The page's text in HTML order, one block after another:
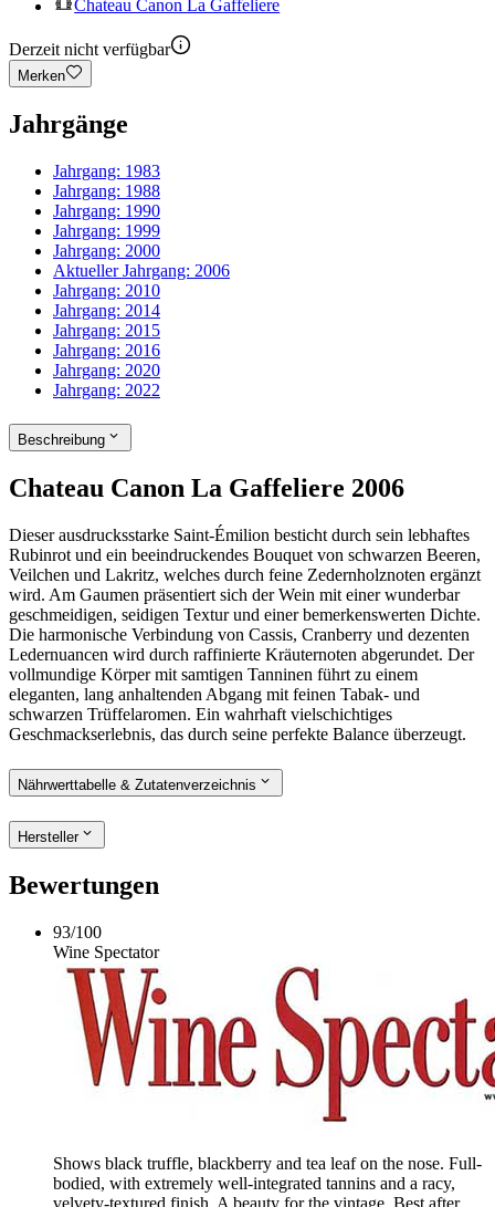
Chateau Canon La Gaffeliere
Derzeit nicht verfügbar
Merken
Jahrgänge
Jahrgang: 1983
Jahrgang: 1988
Jahrgang: 1990
Jahrgang: 1999
Jahrgang: 2000
Aktueller Jahrgang: 2006
Jahrgang: 2010
Jahrgang: 2014
Jahrgang: 2015
Jahrgang: 2016
Jahrgang: 2020
Jahrgang: 2022
Beschreibung
Chateau Canon La Gaffeliere 2006
Dieser ausdrucksstarke Saint-Émilion besticht durch sein lebhaftes
Rubinrot und ein beeindruckendes Bouquet von schwarzen Beeren,
Veilchen und Lakritz, welches durch feine Zedernholznoten ergänzt
wird. Am Gaumen präsentiert sich der Wein mit einer wunderbar
geschmeidigen, seidigen Textur und einer bemerkenswerten Dichte.
Die harmonische Verbindung von Cassis, Cranberry und dezenten
Ledernuancen wird durch raffinierte Kräuternoten abgerundet. Der
vollmundige Körper mit samtigen Tanninen führt zu einem
eleganten, lang anhaltenden Abgang mit feinen Tabak- und
schwarzen Trüffelaromen. Ein wahrhaft vielschichtiges
Geschmackserlebnis, das durch seine perfekte Balance überzeugt.
Nährwerttabelle & Zutatenverzeichnis
Hersteller
Bewertungen
93/100
Wine Spectator
Shows black truffle, blackberry and tea leaf on the nose. Full-
bodied, with extremely well-integrated tannins and a racy,
velvety-textured finish. A beauty for the vintage. Best after